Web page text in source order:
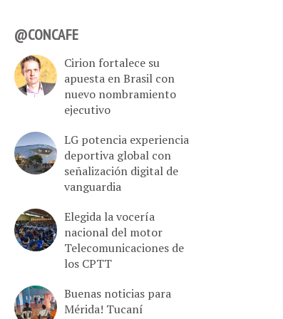
@CONCAFE
Cirion fortalece su
apuesta en Brasil con
nuevo nombramiento
ejecutivo
LG potencia experiencia
deportiva global con
señalización digital de
vanguardia
Elegida la vocería
nacional del motor
Telecomunicaciones de
los CPTT
Buenas noticias para
Mérida! Tucaní